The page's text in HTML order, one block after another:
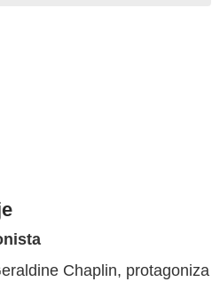
Chaplin, protagoniza